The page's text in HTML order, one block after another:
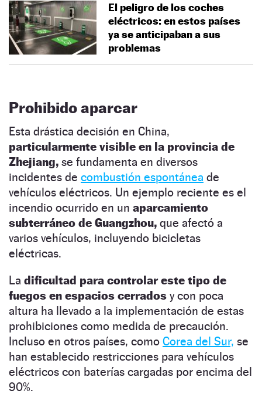
El peligro de los coches
eléctricos: en estos países
ya se anticipaban a sus
problemas
Prohibido aparcar
Esta drástica decisión en China,
particularmente visible en la provincia de
Zhejiang, se fundamenta en diversos
incidentes de combustión espontánea de
vehículos eléctricos. Un ejemplo reciente es el
incendio ocurrido en un aparcamiento
subterráneo de Guangzhou, que afectó a
varios vehículos, incluyendo bicicletas
eléctricas.
La dificultad para controlar este tipo de
fuegos en espacios cerrados y con poca
altura ha llevado a la implementación de estas
prohibiciones como medida de precaución.
Incluso en otros países, como Corea del Sur, se
han establecido restricciones para vehículos
eléctricos con baterías cargadas por encima del
90%.